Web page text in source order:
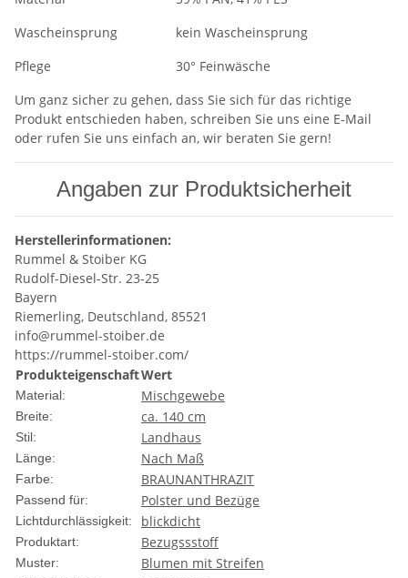
Wascheinsprung
kein Wascheinsprung
Pflege
30° Feinwäsche
Um ganz sicher zu gehen, dass Sie sich für das richtige
Produkt entschieden haben, schreiben Sie uns eine E-Mail
oder rufen Sie uns einfach an, wir beraten Sie gern!
Angaben zur Produktsicherheit
Herstellerinformationen:
Rummel & Stoiber KG
Rudolf-Diesel-Str. 23-25
Bayern
Riemerling, Deutschland, 85521
info@rummel-stoiber.de
https://rummel-stoiber.com/
ProdukteigenschaftWert
Material: Mischgewebe
Breite: ca. 140 cm
Stil: Landhaus
Länge: Nach Maß
Farbe: BRAUNANTHRAZIT
Passend für: Polster und Bezüge
Lichtdurchlässigkeit: blickdicht
Produktart: Bezugssstoff
Muster: Blumen mit Streifen